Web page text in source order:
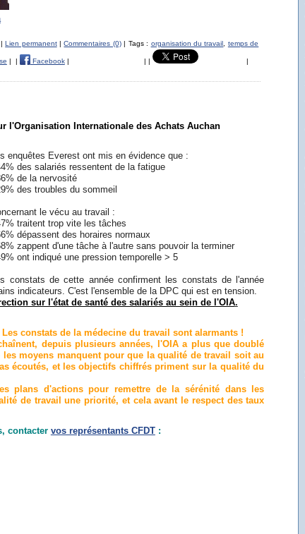
|Lien permanent|Commentaires (0)| Tags : organisation du travail temps de
| | Facebook| | | |
l'Organisation Internationale des Achats Auchan
enquêtes Everest ont mis en évidence que :
des salariés ressentent de la fatigue
de la nervosité
des troubles du sommeil
le vécu au travail :
traitent trop vite les tâches
dépassent des horaires normaux
zappent d'une tâche à l'autre sans pouvoir la terminer
ont indiqué une pression temporelle > 5
constats de cette année confirment les constats de l'année
indicateurs. C'est l'ensemble de la DPC qui est en tension.
sur l'état de santé des salariés au sein de l'OIA.
constats de la médecine du travail sont alarmants !
depuis plusieurs années, l'OIA a plus que doublé
moyens manquent pour que la qualité de travail soit au
écoutés, et les objectifs chiffrés priment sur la qualité du
plans d'actions pour remettre de la sérénité dans les
de travail une priorité, et cela avant le respect des taux
contacter vos représentants CFDT :